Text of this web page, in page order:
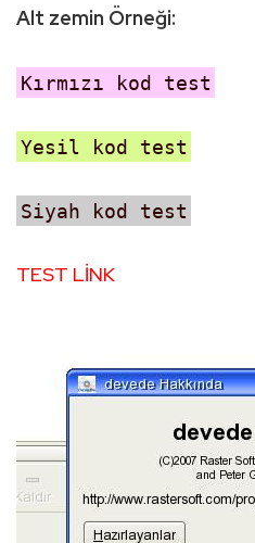
Alt zemin Örneği:
Kırmızı kod test
Yesil kod test
Siyah kod test
TEST LİNK